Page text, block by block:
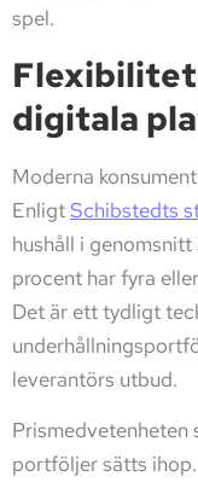
spel.
digitala
Moderna
EnligtSchibstedts
hushåll i
procent har fyra
Det är ett tydligt
leverantörs utbud.
Prismedvetenheten
portföljer sätts